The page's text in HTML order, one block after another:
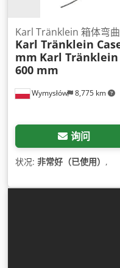
Wymysłów 8,775 km
Karl Tränklein 箱体弯
Karl Tränklein
mm Karl Tränklein
600 mm
询问
状况: 非常好（已使用） ,